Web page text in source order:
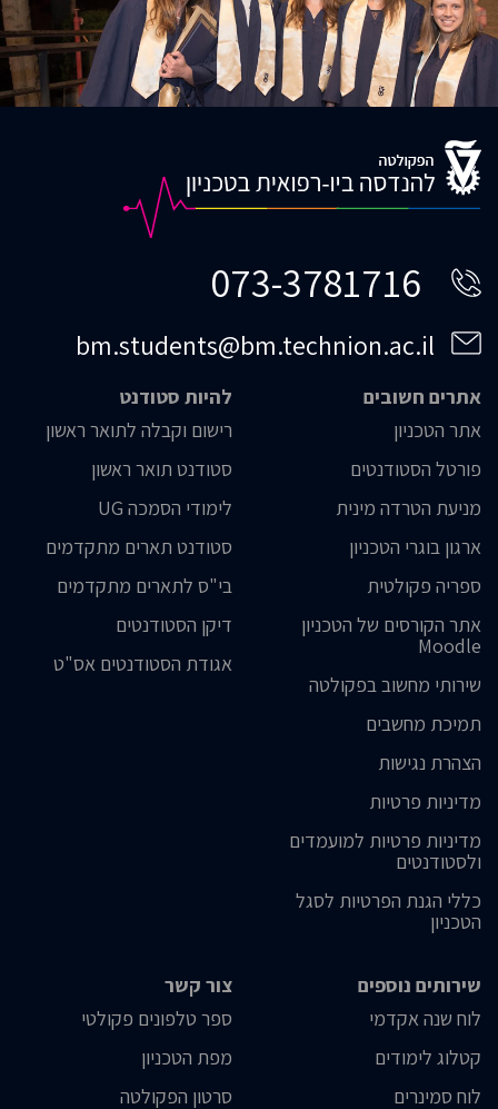
073-3781716
bm.students@bm.technion.ac.il
אתרים חשובים
אתר הטכניון
פורטל הסטודנטים
מניעת הטרדה מינית
ארגון בוגרי הטכניון
ספריה פקולטית
אתר הקורסים של הטכניון
Moodle
שירותי מחשוב בפקולטה
תמיכת מחשבים
הצהרת נגישות
מדיניות פרטיות
מדיניות פרטיות למועמדים
ולסטודנטים
כללי הגנת הפרטיות לסגל
הטכניון
להיות סטודנט
רישום וקבלה לתואר ראשון
סטודנט תואר ראשון
לימודי הסמכה UG
סטודנט תארים מתקדמים
בי"ס לתארים מתקדמים
דיקן הסטודנטים
אגודת הסטודנטים אס"ט
שירותים נוספים
לוח שנה אקדמי
קטלוג לימודים
לוח סמינרים
צור קשר
ספר טלפונים פקולטי
מפת הטכניון
סרטון הפקולטה